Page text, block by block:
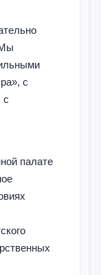
с
с
палате